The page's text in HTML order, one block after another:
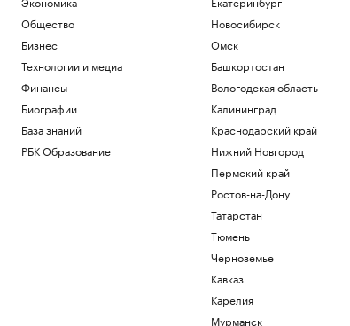
Общество
Бизнес
Технологии и медиа
Финансы
Биографии
База знаний
РБК Образование
Новосибирск
Омск
Башкортостан
Вологодская область
Калининград
Краснодарский край
Нижний Новгород
Пермский край
Ростов-на-Дону
Татарстан
Тюмень
Черноземье
Кавказ
Карелия
Мурманск